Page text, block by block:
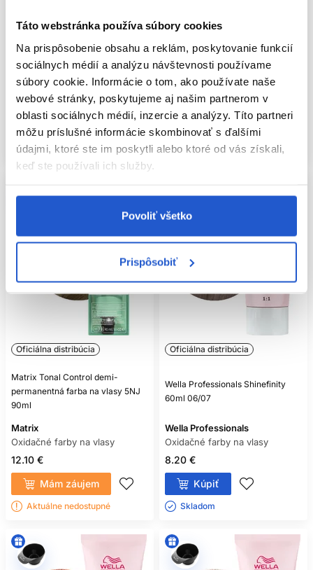
Táto webstránka používa súbory cookies
Na prispôsobenie obsahu a reklám, poskytovanie funkcií
sociálnych médií a analýzu návštevnosti používame
súbory cookie. Informácie o tom, ako používate naše
webové stránky, poskytujeme aj našim partnerom v
oblasti sociálnych médií, inzercie a analýzy. Títo partneri
môžu príslušné informácie skombinovať s ďalšími
údajmi, ktoré ste im poskytli alebo ktoré od vás získali,
keď ste používali ich služby.
Povoliť všetko
Prispôsobiť
permanentná farba na vlasy 6A
90ml
Matrix
Oxidačné farby na vlasy
12.10 €
Mám záujem
Aktuálne nedostupné
Wella Professionals Shinefinity
Wella Professionals
Oxidačné farby na vlasy
8.20 €
Kúpiť
Skladom ㅤ
Oficiálna distribúcia
Matrix Tonal Control demi-
permanentná farba na vlasy 5NJ
90ml
Matrix
Oxidačné farby na vlasy
12.10 €
Mám záujem
Aktuálne nedostupné
Oficiálna distribúcia
Wella Professionals Shinefinity
60ml 06/07
Wella Professionals
Oxidačné farby na vlasy
8.20 €
Kúpiť
Skladom ㅤ